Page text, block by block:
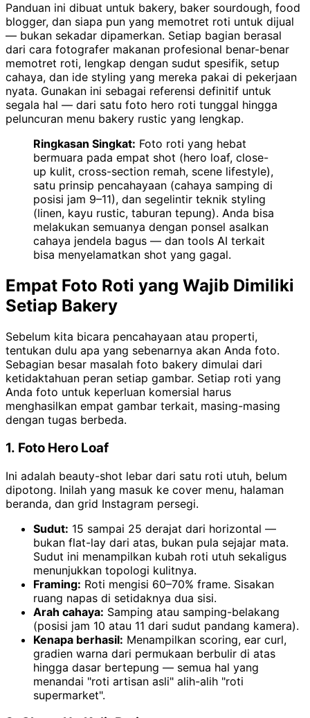
Panduan ini dibuat untuk bakery, baker sourdough, food
blogger, dan siapa pun yang memotret roti untuk dijual
— bukan sekadar dipamerkan. Setiap bagian berasal
dari cara fotografer makanan profesional benar-benar
memotret roti, lengkap dengan sudut spesifik, setup
cahaya, dan ide styling yang mereka pakai di pekerjaan
nyata. Gunakan ini sebagai referensi definitif untuk
segala hal — dari satu foto hero roti tunggal hingga
peluncuran menu bakery rustic yang lengkap.
Ringkasan Singkat: Foto roti yang hebat
bermuara pada empat shot (hero loaf, close-
up kulit, cross-section remah, scene lifestyle),
satu prinsip pencahayaan (cahaya samping di
posisi jam 9–11), dan segelintir teknik styling
(linen, kayu rustic, taburan tepung). Anda bisa
melakukan semuanya dengan ponsel asalkan
cahaya jendela bagus — dan tools AI terkait
bisa menyelamatkan shot yang gagal.
Empat Foto Roti yang Wajib Dimiliki
Setiap Bakery
Sebelum kita bicara pencahayaan atau properti,
tentukan dulu apa yang sebenarnya akan Anda foto.
Sebagian besar masalah foto bakery dimulai dari
ketidaktahuan peran setiap gambar. Setiap roti yang
Anda foto untuk keperluan komersial harus
menghasilkan empat gambar terkait, masing-masing
dengan tugas berbeda.
1. Foto Hero Loaf
Ini adalah beauty-shot lebar dari satu roti utuh, belum
dipotong. Inilah yang masuk ke cover menu, halaman
beranda, dan grid Instagram persegi.
Sudut: 15 sampai 25 derajat dari horizontal —
bukan flat-lay dari atas, bukan pula sejajar mata.
Sudut ini menampilkan kubah roti utuh sekaligus
menunjukkan topologi kulitnya.
Framing: Roti mengisi 60–70% frame. Sisakan
ruang napas di setidaknya dua sisi.
Arah cahaya: Samping atau samping-belakang
(posisi jam 10 atau 11 dari sudut pandang kamera).
Kenapa berhasil: Menampilkan scoring, ear curl,
gradien warna dari permukaan berbulir di atas
hingga dasar bertepung — semua hal yang
menandai "roti artisan asli" alih-alih "roti
supermarket".